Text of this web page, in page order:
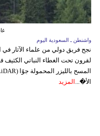
واشنطن ـ السعودية اليوم
نجح فريق دولي من علماء الآثار
لقرون تحت الغطاء النباتي الكثيف
الأ�... المزيد